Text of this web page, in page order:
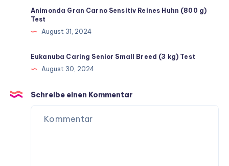
Animonda Gran Carno Sensitiv Reines Huhn (800 g)
Test
August 31, 2024
Eukanuba Caring Senior Small Breed (3 kg) Test
August 30, 2024
Schreibe einen Kommentar